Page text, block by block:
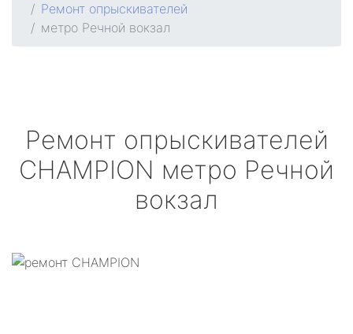
Ремонт опрыскивателей
метро Речной вокзал
Ремонт опрыскивателей
CHAMPION метро Речной
вокзал